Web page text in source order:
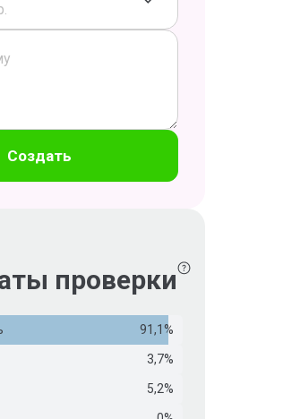
Создать
проверки
91,1%
3,7%
5,2%